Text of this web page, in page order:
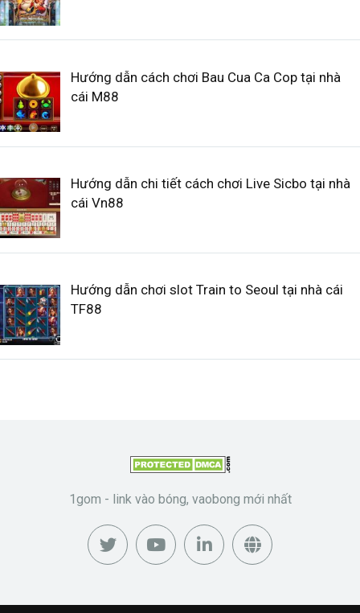
Hướng dẫn cách chơi Bau Cua Ca Cop tại nhà
cái M88
Hướng dẫn chi tiết cách chơi Live Sicbo tại nhà
cái Vn88
Hướng dẫn chơi slot Train to Seoul tại nhà cái
TF88
1gom - link vào bóng, vaobong mới nhất